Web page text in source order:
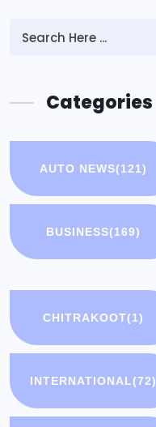
Categories
AUTO NEWS(121)
BUSINESS(169)
CHITRAKOOT(1)
INTERNATIONAL(72)